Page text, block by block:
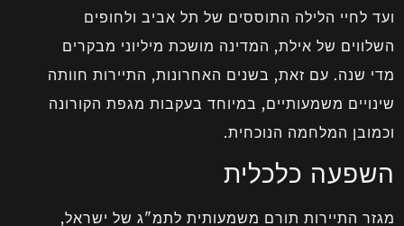
ועד לחיי הלילה התוססים של תל אביב ולחופים
השלווים של אילת, המדינה מושכת מיליוני מבקרים
מדי שנה. עם זאת, בשנים האחרונות, התיירות חוותה
שינויים משמעותיים, במיוחד בעקבות מגפת הקורונה
וכמובן המלחמה הנוכחית.
השפעה כלכלית
מגזר התיירות תורם משמעותית לתמ"ג של ישראל,